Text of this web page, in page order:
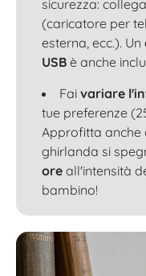
sicurezza:
(caricatore per
esterna, ecc.). Un
USB è anche
Fai variare
tue preferenze
Approfitta
ghirlanda si
ore all'intensità
bambino!